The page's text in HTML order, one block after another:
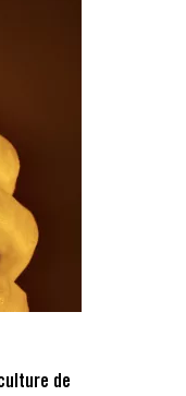
de